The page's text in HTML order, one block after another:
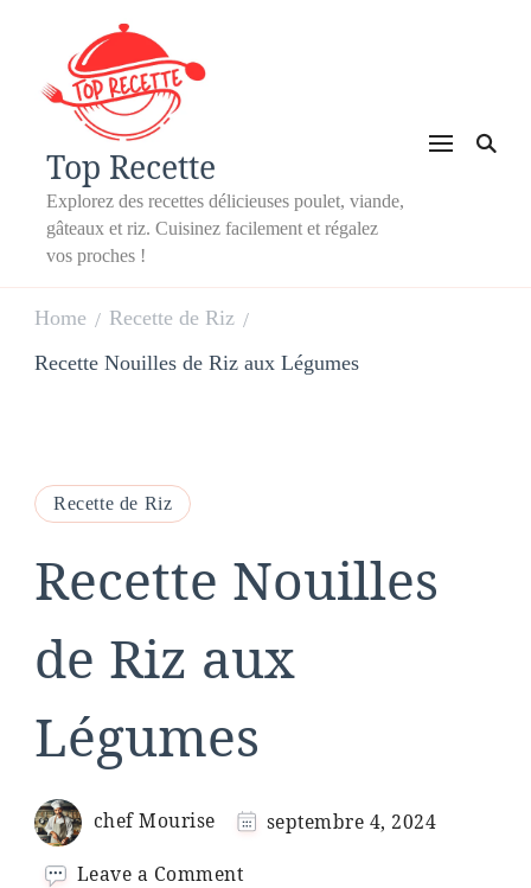
Top Recette
Explorez des recettes délicieuses poulet, viande,
gâteaux et riz. Cuisinez facilement et régalez
vos proches !
Home / Recette de Riz /
Recette Nouilles de Riz aux Légumes
Recette de Riz
Recette Nouilles
de Riz aux
Légumes
chef Mourise septembre 4, 2024
Leave a Commenton